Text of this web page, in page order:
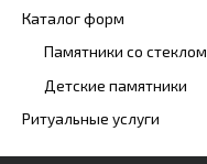
Каталог форм
Памятники со стеклом
Детские памятники
Ритуальные услуги